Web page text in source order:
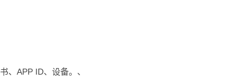
、APP ID、设备。、